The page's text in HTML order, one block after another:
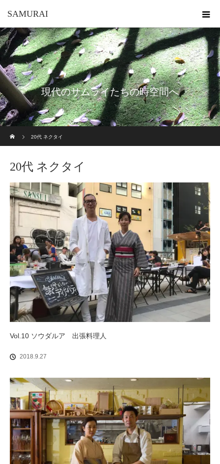
SAMURAI
現代のサムライたちの時空間へ
20代 ネクタイ
20代 ネクタイ
Vol.10 ソウダルア 出張料理人
2018.9.27